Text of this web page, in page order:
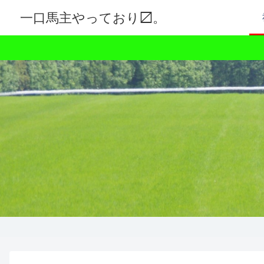
一口馬主やっており〼。